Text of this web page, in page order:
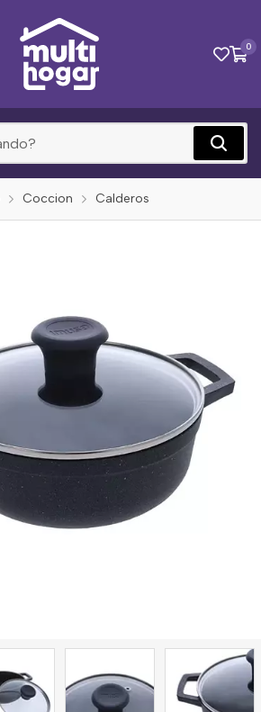
0
Coccion Calderos